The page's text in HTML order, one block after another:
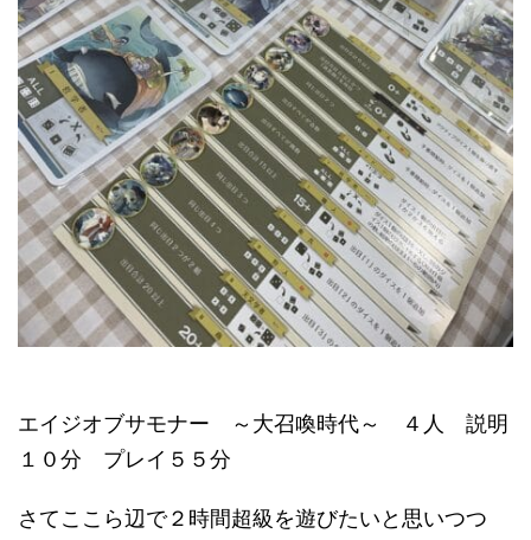
エイジオブサモナー ～大召喚時代～ ４人 説明
１０分 プレイ５５分
さてここら辺で２時間超級を遊びたいと思いつつ